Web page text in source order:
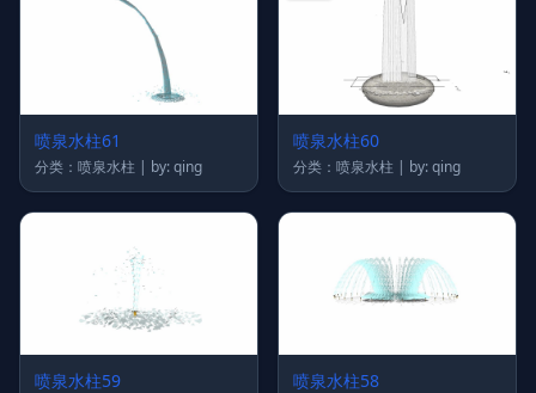
喷泉水柱61
分类：喷泉水柱 | by: qing
喷泉水柱60
分类：喷泉水柱 | by: qing
喷泉水柱59 喷泉水柱58